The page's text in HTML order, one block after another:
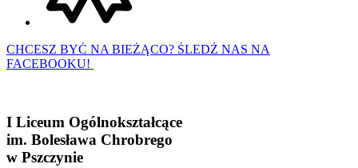
CHCESZ BYĆ NA BIEŻĄCO? ŚLEDŹ NAS NA
FACEBOOKU!
I Liceum Ogólnokształcące
im. Bolesława Chrobrego
w Pszczynie